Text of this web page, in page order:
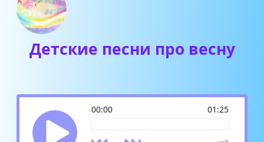
Детские песни про весну
00:00 01:25